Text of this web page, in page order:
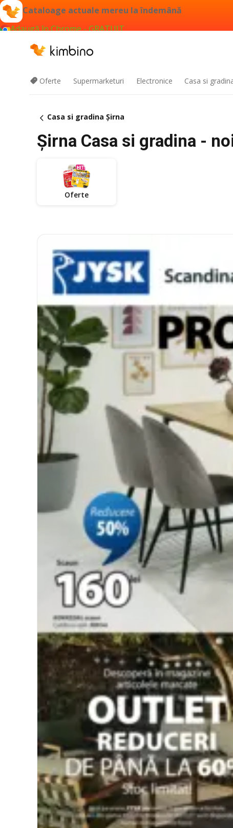
Cataloage actuale mereu la îndemână
Adaugă în Chrome - GRATUIT
Oferte Supermarketuri Electronice Casa si
Casa si gradina Şirna
Şirna Casa si gradina -
Oferte